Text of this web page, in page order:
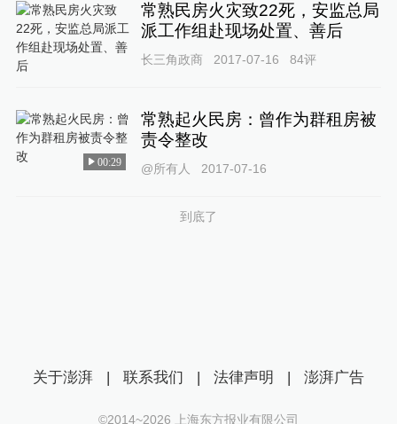
常熟民房火灾致22死，安监总局
派工作组赴现场处置、善后
长三角政商 2017-07-16 84评
00:29
常熟起火民房：曾作为群租房被
责令整改
@所有人 2017-07-16
到底了
关于澎湃 | 联系我们 | 法律声明 | 澎湃广告
©2014~2026 上海东方报业有限公司